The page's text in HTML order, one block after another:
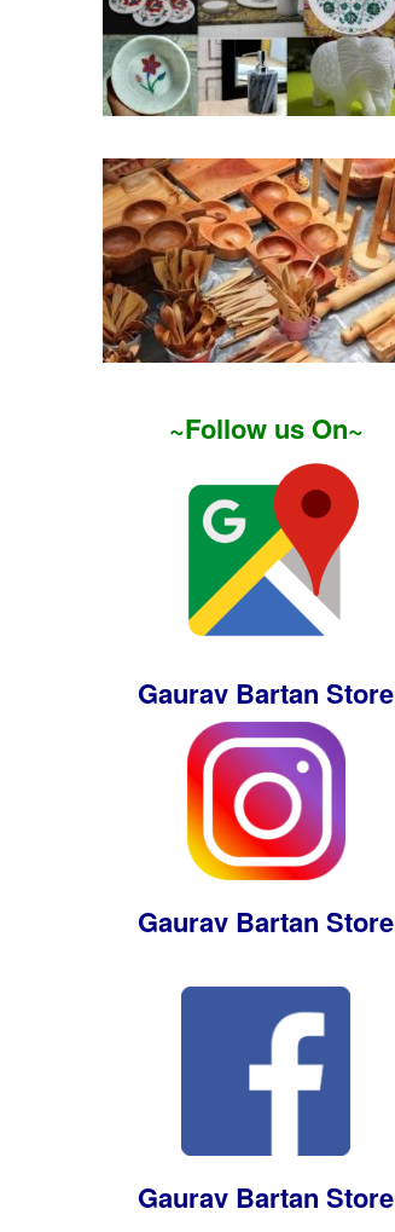
~Follow us On~
Gaurav Bartan Store
Gaurav Bartan Store
Gaurav Bartan Store